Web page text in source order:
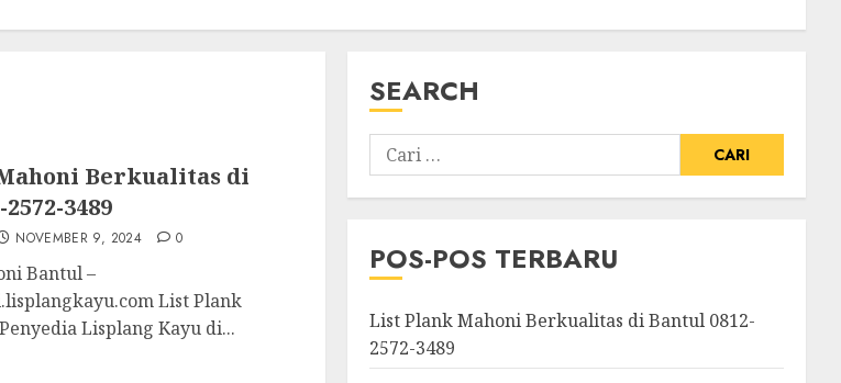
Berkualitas di
3489
NOVEMBER 9, 2024 0
Bantul –
List Plank
Lisplang Kayu di...
SEARCH
POS-POS TERBARU
List Plank Mahoni Berkualitas di Bantul 0812-
2572-3489